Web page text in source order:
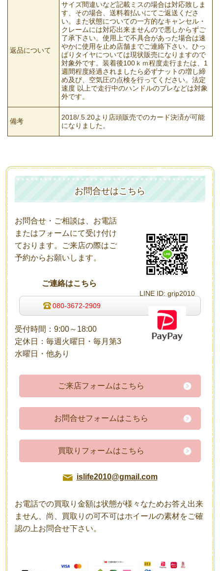
返品について
サイズ間違いなど記載ミスの場合は対応致しま
す、その場合、送料着払いにてご返送くださ
い。また状態についての一方的なキャンセル・
クレームには対応出来ませんので悪しからずご
了承下さい。使用上で不具合があった場合は速
やかに使用を止め店舗までご連絡下さい。ひっ
ぱりタイヤについては現状販売になりますので
対象外です。装着後100ｋｍ程度走行または、1
週間程度経過されましたら必ずナットの増し締
め及び、空気圧の点検を行ってください。法定
速度 以上で走行中のハンドルのブレなどは対象
外です。
備考
2018/.5.20より店頭販売でのカード決済が可能
になりました。
お問合せはこちら
LINE ID: grip2010
お問合せ・ご相談は、お電話
またはフォームにて受け付け
ております。ご来店の際はご
予約からお願いします。
ご連絡はこちら
080-3672-2909
受付時間：9:00～18:00
定休日：毎週火曜日・毎月第3
水曜日・他あり
ご来店フォームはこちら
お問合せフォームはこちら
買取りフォームはこちら
islife2010@gmail.com
お電話での買取り金額は状態が様々なためお答え出来
ません、尚、買取りの可不可はホイールの素材をご確
認の上お問合せ下さい。